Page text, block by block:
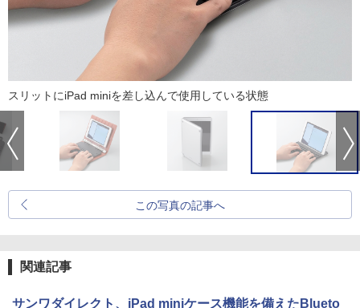
スリットにiPad miniを差し込んで使用している状態
この写真の記事へ
関連記事
サンワダイレクト、iPad miniケース機能を備えたBlueto